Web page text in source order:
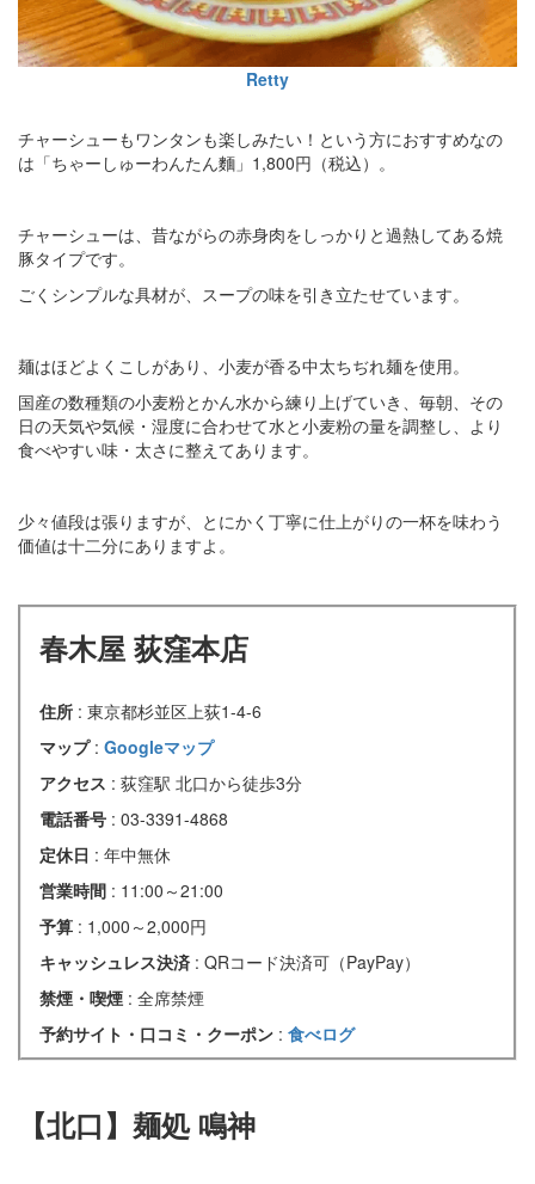
Retty
チャーシューもワンタンも楽しみたい！という方におすすめなの
は「ちゃーしゅーわんたん麵」1,800円（税込）。
チャーシューは、昔ながらの赤身肉をしっかりと過熱してある焼
豚タイプです。
ごくシンプルな具材が、スープの味を引き立たせています。
麺はほどよくこしがあり、小麦が香る中太ちぢれ麺を使用。
国産の数種類の小麦粉とかん水から練り上げていき、毎朝、その
日の天気や気候・湿度に合わせて水と小麦粉の量を調整し、より
食べやすい味・太さに整えてあります。
少々値段は張りますが、とにかく丁寧に仕上がりの一杯を味わう
価値は十二分にありますよ。
春木屋 荻窪本店
住所 : 東京都杉並区上荻1-4-6
マップ : Googleマップ
アクセス : 荻窪駅 北口から徒歩3分
電話番号 : 03-3391-4868
定休日 : 年中無休
営業時間 : 11:00～21:00
予算 : 1,000～2,000円
キャッシュレス決済 : QRコード決済可（PayPay）
禁煙・喫煙 : 全席禁煙
予約サイト・口コミ・クーポン : 食べログ
【北口】麺処 鳴神